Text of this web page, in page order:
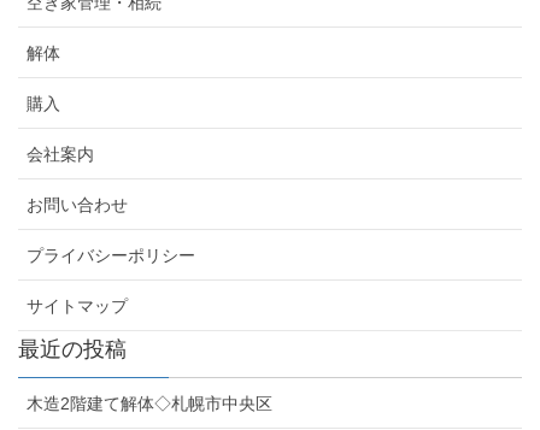
解体
購入
会社案内
お問い合わせ
プライバシーポリシー
サイトマップ
最近の投稿
木造2階建て解体◇札幌市中央区